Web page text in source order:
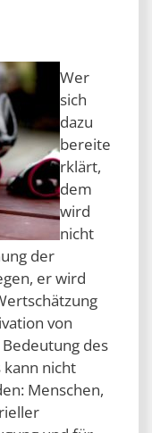
Wer
sich
dazu
bereite
rklärt,
dem
wird
nicht
der
er wird
von
des
nicht
Menschen,